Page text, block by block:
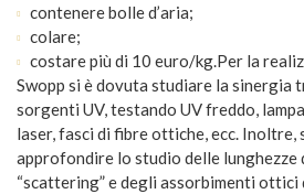
contenere bolle d’aria;
colare;
costare più di 10 euro/kg.Per la
Swopp si è dovuta studiare la sinergia
sorgenti UV, testando UV freddo,
laser, fasci di fibre ottiche, ecc. Inoltre,
approfondire lo studio delle lunghezze
“scattering” e degli assorbimenti ottici